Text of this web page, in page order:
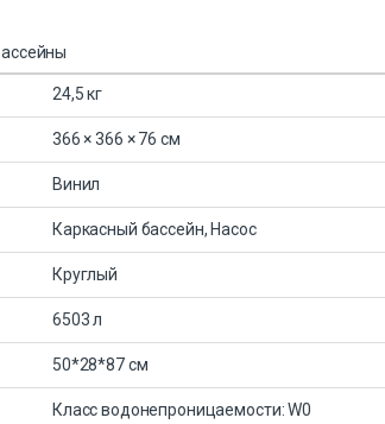
24,5 кг
366 × 366 × 76 см
Винил
Каркасный бассейн, Насос
Круглый
6503 л
50*28*87 см
Класс водонепроницаемости: W0